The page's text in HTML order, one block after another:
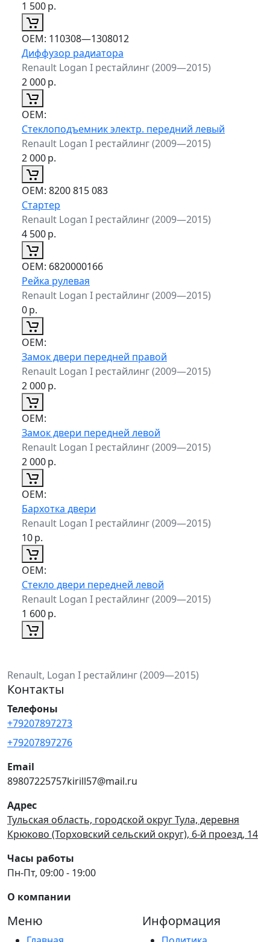
1 500р.
ОЕМ: 110308—1308012
Диффузор радиатора
Renault Logan I рестайлинг (2009—2015)
2 000р.
ОЕМ:
Стеклоподъемник электр. передний левый
Renault Logan I рестайлинг (2009—2015)
2 000р.
ОЕМ: 8200 815 083
Стартер
Renault Logan I рестайлинг (2009—2015)
4 500р.
ОЕМ: 6820000166
Рейка рулевая
Renault Logan I рестайлинг (2009—2015)
0р.
ОЕМ:
Замок двери передней правой
Renault Logan I рестайлинг (2009—2015)
2 000р.
ОЕМ:
Замок двери передней левой
Renault Logan I рестайлинг (2009—2015)
2 000р.
ОЕМ:
Бархотка двери
Renault Logan I рестайлинг (2009—2015)
10р.
ОЕМ:
Стекло двери передней левой
Renault Logan I рестайлинг (2009—2015)
1 600р.
Renault, Logan I рестайлинг (2009—2015)
Контакты
Телефоны
+79207897273
+79207897276
Email
89807225757kirill57@mail.ru
Адрес
Тульская область, городской округ Тула, деревня
Крюково (Торховский сельский округ), 6-й проезд, 14
Часы работы
Пн-Пт, 09:00 - 19:00
О компании
Меню Информация